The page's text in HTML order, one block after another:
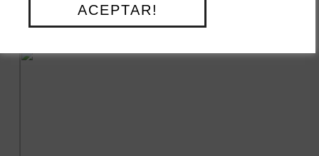
ACEPTAR!
NUESTRO TRABAJO